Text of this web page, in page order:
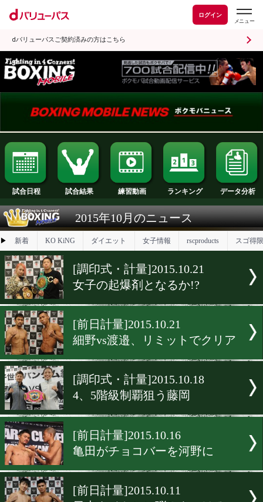
ログイン
dバリューパスご契約済みの方はこちら
試合日程 試合結果 練習動画 ランキング
2015年10月のニュース
▶ 新着 KO KiNG ダイエット 女子情報
[調印式・計量]2015.10.21
女子の起爆剤となるか!?
[前日計量]2015.10.21
[調印式・計量]2015.10.18
4、5階級制覇狙う藤岡